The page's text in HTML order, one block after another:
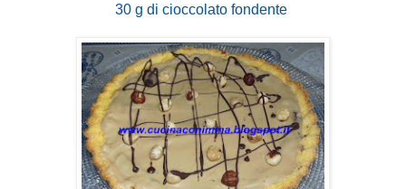
30 g di cioccolato fondente